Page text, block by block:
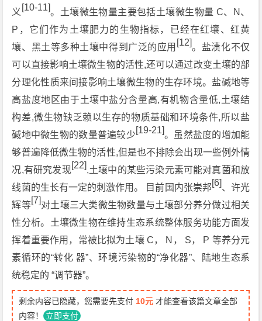
义 [10-11]。土壤微生物量主要包括土壤微生物量 C、N、
P，它们作为土壤肥力的生物指标，已经在红壤、红黄
壤、黑土等多种土壤中得到广泛的应用 [12]。盐渍化不仅
可以直接影响土壤微生物的活性,还可以通过改变土壤的部
分理化性质来间接影响土壤微生物的生存环境。盐碱地等
高盐度地区由于土壤中盐分含量高,有机物含量低,土壤结
构差,微生物缺乏赖以生存的物质基础和环境条件,所以盐
碱地中微生物的数量普遍较少[19-21]。虽然盐度的增加能
够普遍降低微生物的活性,但是也不排除会出现一些例外情
况,有研究发现[22],土壤中的某些污染元素可能对真菌和放
线菌的生长有一定的刺激作用。 目前国内张崇邦[6]、许光
辉等[7]对土壤三大类微生物数量与土壤部分养分做过相关
性分析。土壤微生物在维持生态系统整体服务功能方面发
挥着重要作用，常被比拟为土壤 C， N， S， P 等养分元
素循环的“转化 器”、环境污染物的“净化器”、陆地生态系
统稳定的 “调节器”。
剩余内容已隐藏，您需要先支付 10元 才能查看该篇文章全部
内容！ 立即支付